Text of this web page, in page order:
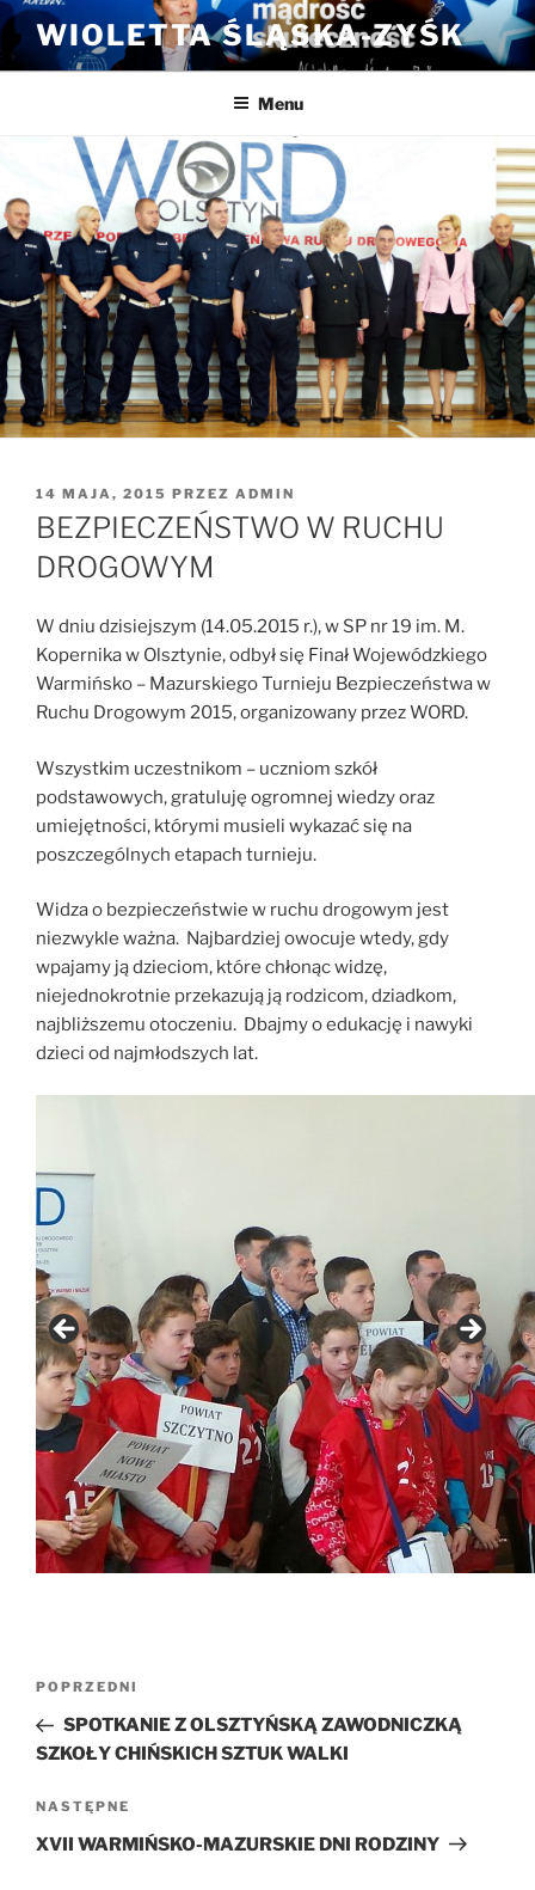
Przejdź
do
treści
WIOLETTA ŚLĄSKA-ZYŚK
Menu
OPUBLIKOWANE
W
14 MAJA, 2015 PRZEZ ADMIN
BEZPIECZEŃSTWO W RUCHU
DROGOWYM
W dniu dzisiejszym (14.05.2015 r.), w SP nr 19 im. M.
Kopernika w Olsztynie, odbył się Finał Wojewódzkiego
Warmińsko – Mazurskiego Turnieju Bezpieczeństwa w
Ruchu Drogowym 2015, organizowany przez WORD.
Wszystkim uczestnikom – uczniom szkół
podstawowych, gratuluję ogromnej wiedzy oraz
umiejętności, którymi musieli wykazać się na
poszczególnych etapach turnieju.
Widza o bezpieczeństwie w ruchu drogowym jest
niezwykle ważna. Najbardziej owocuje wtedy, gdy
wpajamy ją dzieciom, które chłonąc widzę,
niejednokrotnie przekazują ją rodzicom, dziadkom,
najbliższemu otoczeniu. Dbajmy o edukację i nawyki
dzieci od najmłodszych lat.
Nawigacja
Poprzedni
wpis
POPRZEDNI
SPOTKANIE Z OLSZTYŃSKĄ ZAWODNICZKĄ
SZKOŁY CHIŃSKICH SZTUK WALKI
Następny
wpis
NASTĘPNE
XVII WARMIŃSKO-MAZURSKIE DNI RODZINY